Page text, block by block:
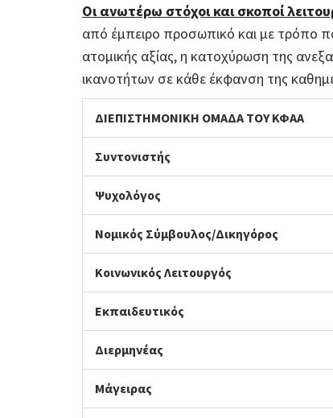
Οι ανωτέρω στόχοι και σκοποί
από έμπειρο προσωπικό και με τρόπο
ατομικής αξίας, η κατοχύρωση της
ικανοτήτων σε κάθε έκφανση της
ΔΙΕΠΙΣΤΗΜΟΝΙΚΗ ΟΜΑΔΑ ΤΟΥ ΚΦΑΑ
Συντονιστής
Ψυχολόγος
Νομικός Σύμβουλος/Δικηγόρος
Κοινωνικός Λειτουργός
Εκπαιδευτικός
Διερμηνέας
Μάγειρας